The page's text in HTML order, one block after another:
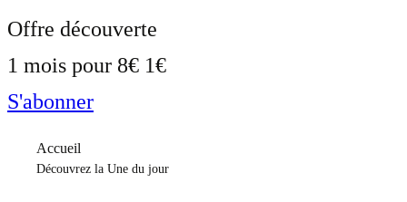
Offre découverte
1 mois pour 8€ 1€
S'abonner
Accueil
Découvrez la Une du jour